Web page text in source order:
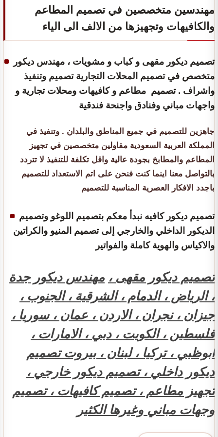
مهندسين متخصصين في تصميم المطاعم
والكافيهات وتجهيزها من الالف الى الياء
تصميم ديكور مقهى و كباب و مشويات ، مهندس ديكور
متخصص في تصميم المحلات التجارية تصميم وتنفيذ
واشراف . تصميم مطاعم و كافيهات ومحلات تجارية و
واجهات مباني وفنادق واجنحة فندقية
جاهزين للتصميم في جميع المناطق والبلدان . وتنفيذ في
المملكة العربية السعودية مقاولين متخصصين في تجهيز
المطاعم والمطابخ بجودة عالية واقل تكلفة للتنفيذ لا تتردد
بالتواصل معنا اينما كنت فنحن على اتم الاستعداد للتصميم
باجدد الافكار العصرية المناسبة للتصميم
تصميم ديكور كافيه نبدأ معكم بتصميم اللوغو وتصميم
الديكور الداخلي والخارجي إلى تصميم المنيو والكراتين
والاكياس والهوية كاملة والفواتير
تصميم ديكور مقهى ، مهندس ديكور جدة
، الرياض ، الدمام ، الشرقية ، الجنوب ،
جيزان ، نجران ، الاردن ، عمان ، سوريا ،
فلسطين ، الكويت ، دبي ، الامارات ،
ابوظبي ، تركيا ، لبنان ، بيروت تصميم
ديكور داخلي ، تصميم ديكور خارجي ،
تجهيز مطاعم ، تصميم كافيهات ، تصميم
وجهات مباني وغيرها الكثير